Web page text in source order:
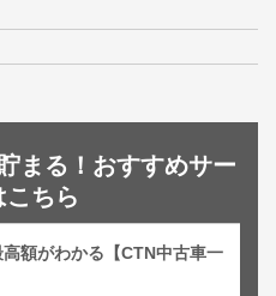
まる！おすすめサー
こちら
額がわかる【CTN中古車一